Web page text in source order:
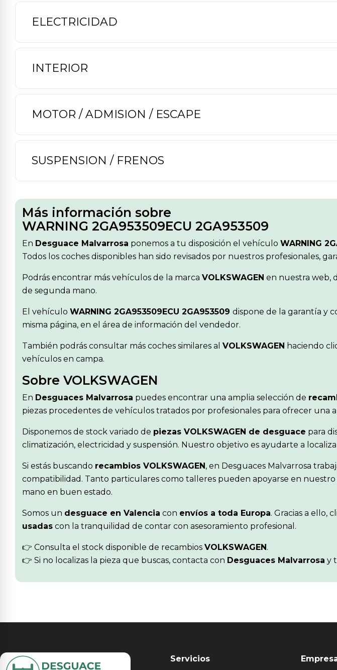
ELECTRICIDAD
INTERIOR
MOTOR / ADMISION / ESCAPE
SUSPENSION / FRENOS
Más información sobre
WARNING 2GA953509ECU 2GA953509
En Desguace Malvarrosa ponemos a tu disposición el vehículo WARNING
Todos los coches disponibles han sido revisados por nuestros profesionales,
Podrás encontrar más vehículos de la marca VOLKSWAGEN en nuestra web,
de segunda mano.
El vehículo WARNING 2GA953509ECU 2GA953509 dispone de la garantía y
misma página, en el área de información del vendedor.
También podrás consultar más coches similares al VOLKSWAGEN haciendo
vehículos en campa.
Sobre VOLKSWAGEN
En Desguaces Malvarrosa puedes encontrar una amplia selección de
piezas procedentes de vehículos tratados por profesionales para ofrecer
Disponemos de stock variado de piezas VOLKSWAGEN de desguace para
climatización, electricidad y suspensión. Nuestro objetivo es ayudarte a
Si estás buscando recambios VOLKSWAGEN, en Desguaces Malvarrosa
compatibilidad. Tanto particulares como talleres pueden apoyarse en
mano en buen estado.
Somos un desguace en Valencia con envíos a toda Europa. Gracias a ello,
usadas con la tranquilidad de contar con asesoramiento profesional.
👉 Consulta el stock disponible de recambios VOLKSWAGEN.
👉 Si no localizas la pieza que buscas, contacta con Desguaces Malvarrosa y
Servicios